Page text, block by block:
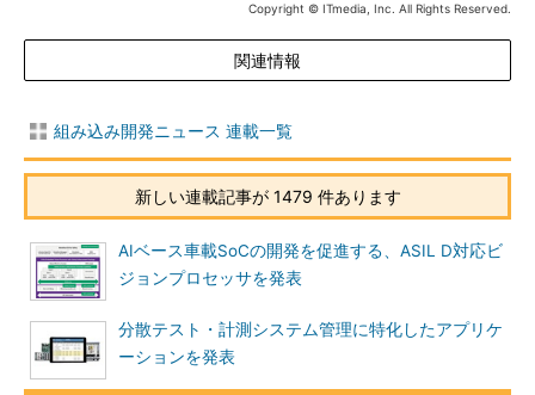
Copyright © ITmedia, Inc. All Rights Reserved.
関連情報
組み込み開発ニュース 連載一覧
新しい連載記事が 1479 件あります
AIベース車載SoCの開発を促進する、ASIL D対応ビ
ジョンプロセッサを発表
分散テスト・計測システム管理に特化したアプリケ
ーションを発表